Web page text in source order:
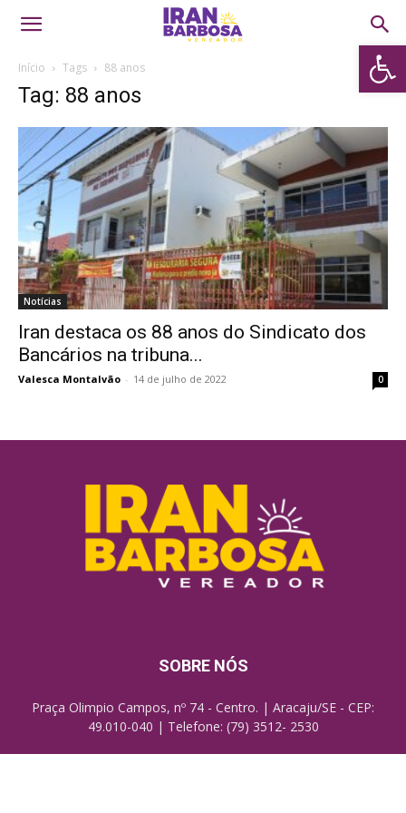
Abrir
Início Tags 88 anos
Tag: 88 anos
Notícias
Iran destaca os 88 anos do Sindicato dos
Bancários na tribuna...
Valesca Montalvão - 14 de julho de 2022 0
SOBRE NÓS
Praça Olimpio Campos, nº 74 - Centro. | Aracaju/SE - CEP:
49.010-040 | Telefone: (79) 3512- 2530